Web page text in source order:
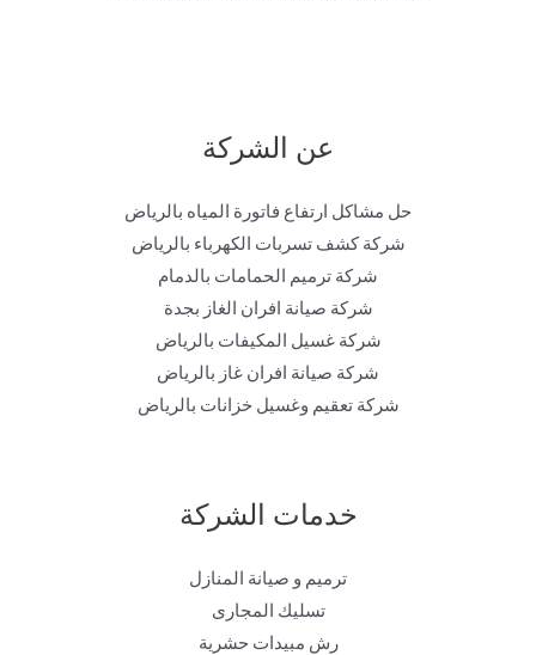
عن الشركة
حل مشاكل ارتفاع فاتورة المياه بالرياض
شركة كشف تسربات الكهرباء بالرياض
شركة ترميم الحمامات بالدمام
شركة صيانة افران الغاز بجدة
شركة غسيل المكيفات بالرياض
شركة صيانة افران غاز بالرياض
شركة تعقيم وغسيل خزانات بالرياض
خدمات الشركة
ترميم و صيانة المنازل
تسليك المجارى
رش مبيدات حشرية